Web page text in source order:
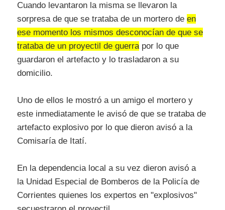
Cuando levantaron la misma se llevaron la
sorpresa de que se trataba de un mortero de en
ese momento los mismos desconocían de que se
trataba de un proyectil de guerra por lo que
guardaron el artefacto y lo trasladaron a su
domicilio.
Uno de ellos le mostró a un amigo el mortero y
este inmediatamente le avisó de que se trataba de
artefacto explosivo por lo que dieron avisó a la
Comisaría de Itatí.
En la dependencia local a su vez dieron avisó a
la Unidad Especial de Bomberos de la Policía de
Corrientes quienes los expertos en "explosivos"